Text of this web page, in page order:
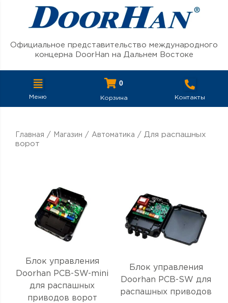
Официальное представительство международного
концерна DoorHan на Дальнем Востоке
Меню
0
Корзина Контакты
Главная / Магазин / Автоматика
/ Для распашных
ворот
Блок управления
Doorhan PCB-SW-mini
для распашных
приводов ворот
Блок управления
Doorhan PCB-SW для
распашных приводов